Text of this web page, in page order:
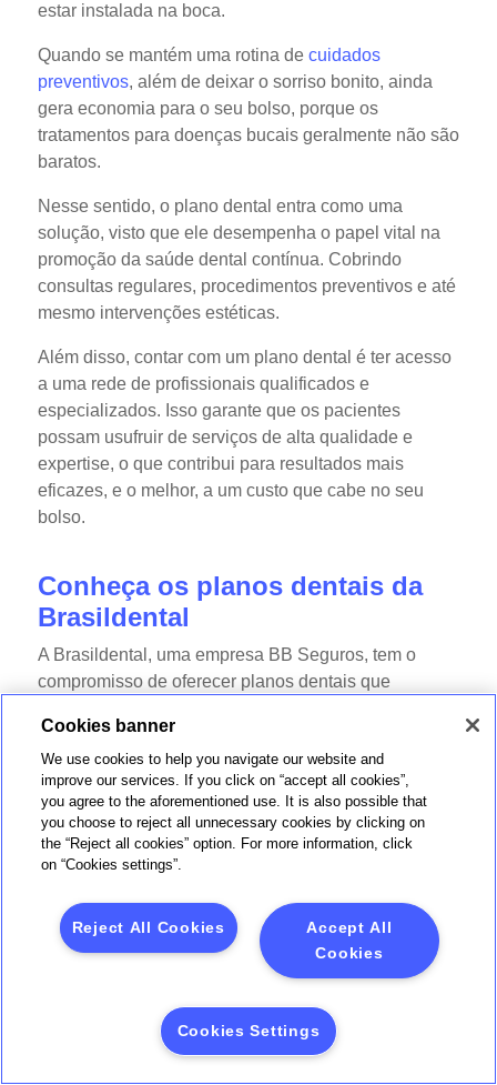
estar instalada na boca.
Quando se mantém uma rotina de cuidados
preventivos, além de deixar o sorriso bonito, ainda
gera economia para o seu bolso, porque os
tratamentos para doenças bucais geralmente não são
baratos.
Nesse sentido, o plano dental entra como uma
solução, visto que ele desempenha o papel vital na
promoção da saúde dental contínua. Cobrindo
consultas regulares, procedimentos preventivos e até
mesmo intervenções estéticas.
Além disso, contar com um plano dental é ter acesso
a uma rede de profissionais qualificados e
especializados. Isso garante que os pacientes
possam usufruir de serviços de alta qualidade e
expertise, o que contribui para resultados mais
eficazes, e o melhor, a um custo que cabe no seu
bolso.
Conheça os planos dentais da
Brasildental
A Brasildental, uma empresa BB Seguros, tem o
compromisso de oferecer planos dentais que
sua saúde dental em dia e por consequência,
também cuidem da sua saúde mental.
Presente em todo território nacional, a Brasildental
conta com cerca de 27 mil dentistas credenciados em
mais de 2,4 mil municípios, o que possibilita um
esteja.
Além disso, todos os tratamentos realizados pelos
profissionais credenciados são verificados pelos
dentistas da área de gestão de qualidade,
assegurando a excelência do serviço prestado e a
garantia de um tratamento perfeito.
Cookies banner
We use cookies to help you navigate our website and
improve our services. If you click on “accept all cookies”,
you agree to the aforementioned use. It is also possible that
you choose to reject all unnecessary cookies by clicking on
the “Reject all cookies” option. For more information, click
on “Cookies settings”.
Accept All
Cookies
Reject All Cookies
Cookies Settings